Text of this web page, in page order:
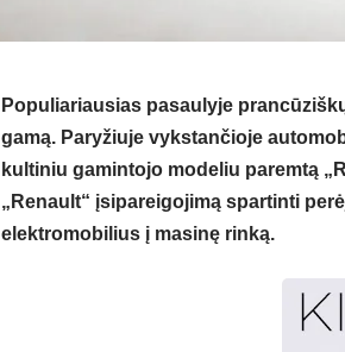
Populiariausias pasaulyje
gamą. Paryžiuje vykstančioje
kultiniu gamintojo modeliu paremtą
„Renault“ įsipareigojimą spartinti
elektromobilius į masinę rinką.